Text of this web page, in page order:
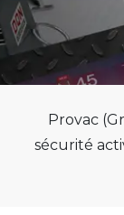
Provac
sécurité